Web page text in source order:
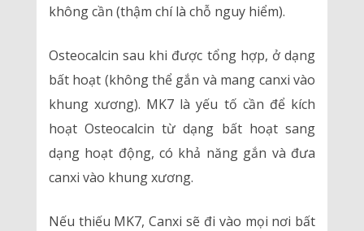
không cần (thậm chí là chỗ nguy hiểm).
Osteocalcin sau khi được tổng hợp, ở dạng
bất hoạt (không thể gắn và mang canxi vào
khung xương). MK7 là yếu tố cần để kích
hoạt Osteocalcin từ dạng bất hoạt sang
dạng hoạt động, có khả năng gắn và đưa
canxi vào khung xương.
Nếu thiếu MK7, Canxi sẽ đi vào mọi nơi bất